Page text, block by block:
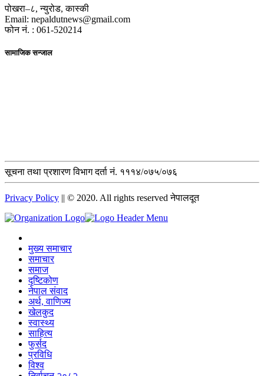
पोखरा–८, न्युरोड, कास्की
Email: nepaldutnews@gmail.com
फोन नं. : 061-520214
सामाजिक सन्जाल
सूचना तथा प्रशारण विभाग दर्ता नं. १११४/०७५/०७६
Privacy Policy || © 2020. All rights reserved नेपालदूत
मुख्य समाचार
समाचार
समाज
दृष्टिकोण
नेपाल संवाद
अर्थ, वाणिज्य
खेलकुद
स्वास्थ्य
साहित्य
फुर्सद
प्रविधि
विश्व